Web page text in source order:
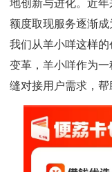
地创新与进化。近
额度取现服务逐渐成
我们从羊小咩这样
变革，羊小咩作为
缝对接用户需求，帮